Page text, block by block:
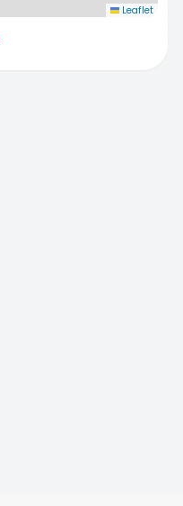
Leaflet